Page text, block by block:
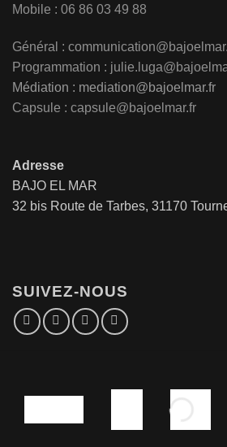
Mobile : 06 86 03 49 88
Général :
Programmation :
Médiation : mediation@bajoelmar.fr
Capsule : capsule@bajoelmar.fr
Adresse
BAJO EL MAR
32 bis Route de Tarbes, 31170
SUIVEZ-NOUS